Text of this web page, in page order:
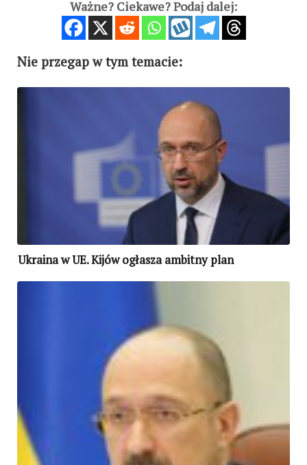
Ważne? Ciekawe? Podaj dalej:
Nie przegap w tym temacie:
Ukraina w UE. Kijów ogłasza ambitny plan